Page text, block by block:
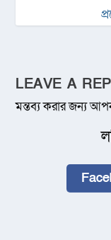
LEAVE A
মন্তব্য করার জন্য